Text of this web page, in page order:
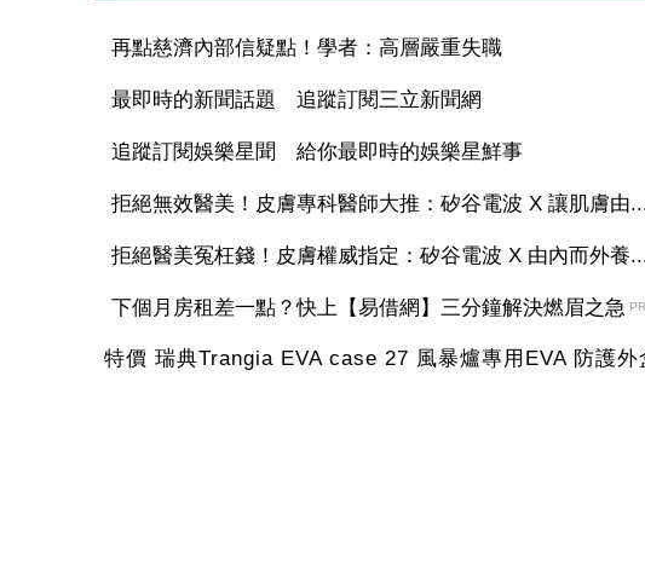
再點慈濟內部信疑點！學者：高層嚴重失職
最即時的新聞話題 追蹤訂閱三立新聞網
追蹤訂閱娛樂星聞 給你最即時的娛樂星鮮事
拒絕無效醫美！皮膚專科醫師大推：矽谷電波 X 讓肌膚由
拒絕醫美冤枉錢！皮膚權威指定：矽谷電波 X 由內而外養
下個月房租差一點？快上【易借網】三分鐘解決燃眉之急
特價 瑞典Trangia EVA case 27 風暴爐專用EVA 防護